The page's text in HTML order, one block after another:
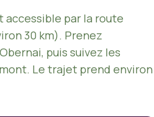
accessible par la route
30 km). Prenez
puis suivez les
Le trajet prend environ